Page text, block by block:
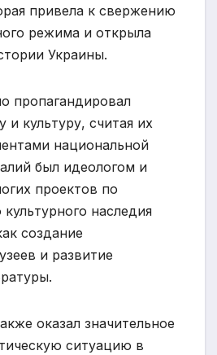
привела к свержению
режима и открыла
Украины.
пропагандировал
и культуру, считая их
национальной
был идеологом и
проектов по
наследия
создание
и развитие
оказал значительное
ситуацию в